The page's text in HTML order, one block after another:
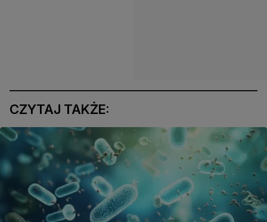
CZYTAJ TAKŻE: